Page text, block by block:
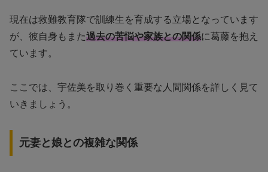
現在は救難教育隊で訓練生を育成する立場となっています
が、彼自身もまた過去の苦悩や家族との関係に葛藤を抱え
ています。
ここでは、宇佐美を取り巻く重要な人間関係を詳しく見て
いきましょう。
元妻と娘との複雑な関係